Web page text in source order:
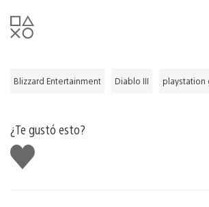
Blizzard Entertainment Diablo III playstation
¿Te gustó esto?
Me
gusta